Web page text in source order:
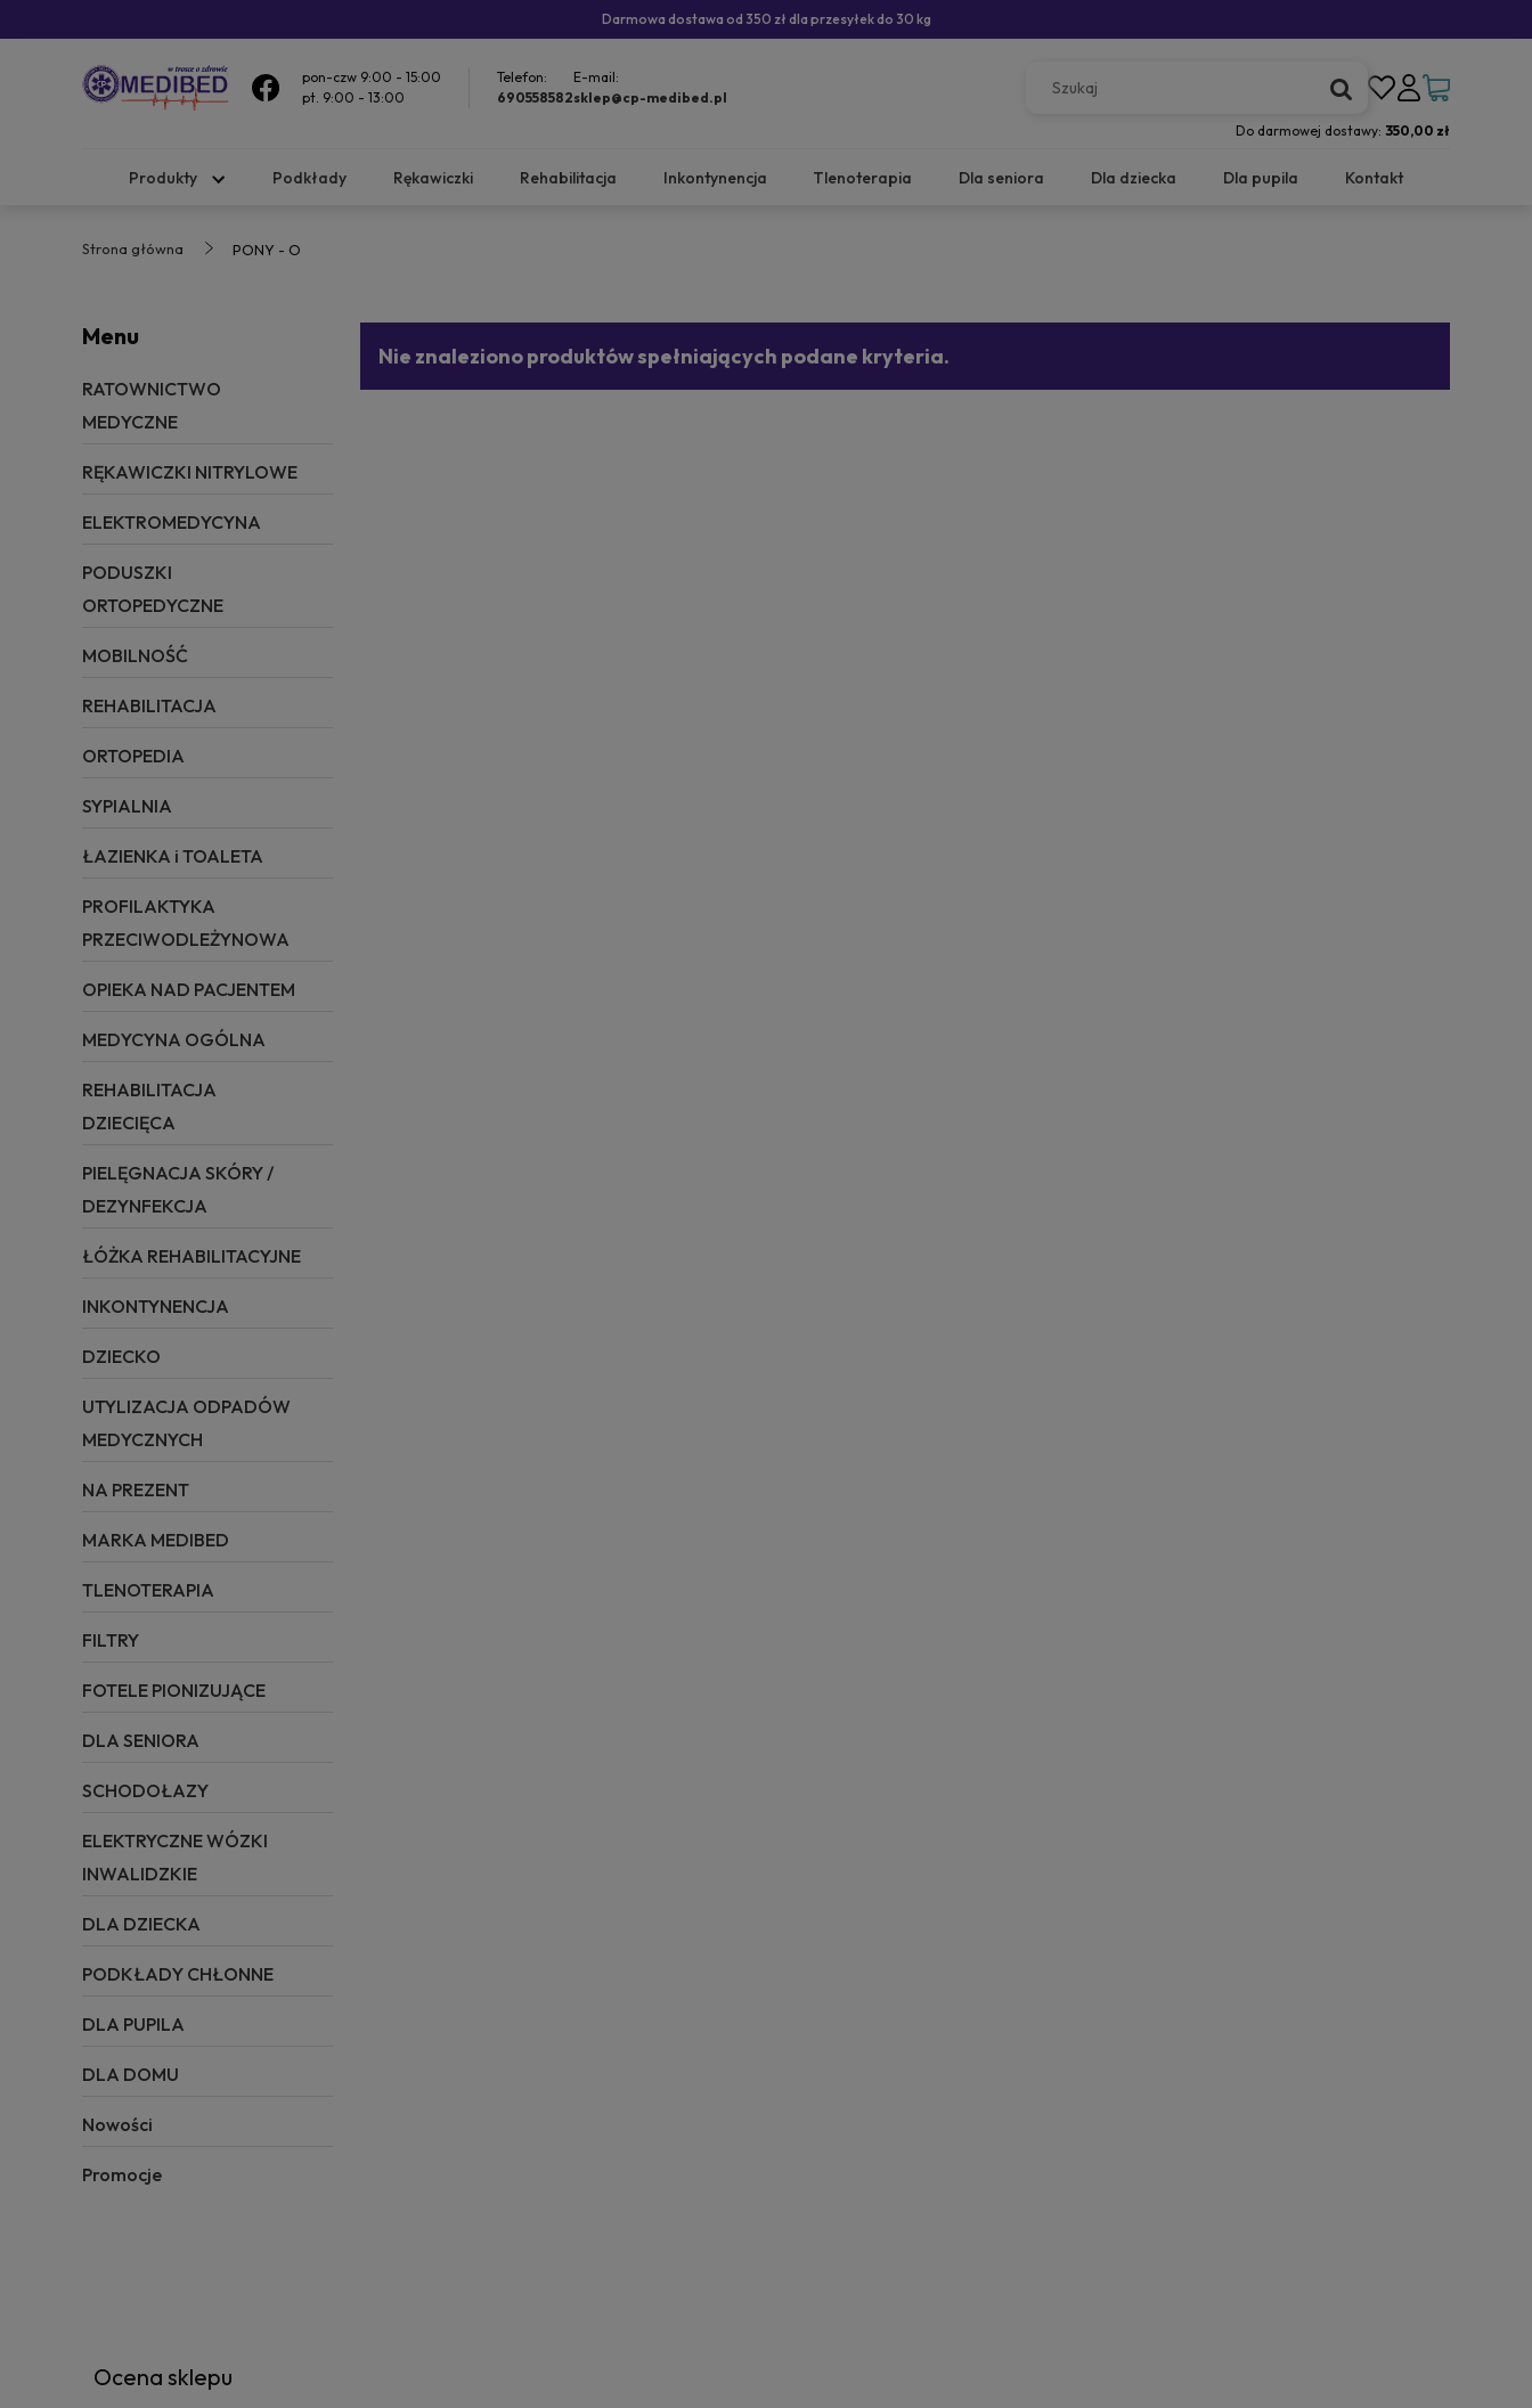
Darmowa dostawa od 350 zł dla przesyłek do 30 kg
pon-czw 9:00 - 15:00
pt. 9:00 - 13:00
Telefon:
690558582
E-mail:
sklep@cp-medibed.pl
Do darmowej dostawy: 350,00 zł
Produkty Podkłady Rękawiczki Rehabilitacja Inkontynencja Tlenoterapia Dla seniora Dla dziecka Dla pupila Kontakt
Strona główna PONY - O
Menu
RATOWNICTWO
MEDYCZNE
RĘKAWICZKI NITRYLOWE
ELEKTROMEDYCYNA
PODUSZKI
ORTOPEDYCZNE
MOBILNOŚĆ
REHABILITACJA
ORTOPEDIA
SYPIALNIA
ŁAZIENKA i TOALETA
PROFILAKTYKA
PRZECIWODLEŻYNOWA
OPIEKA NAD PACJENTEM
MEDYCYNA OGÓLNA
REHABILITACJA
DZIECIĘCA
PIELĘGNACJA SKÓRY /
DEZYNFEKCJA
ŁÓŻKA REHABILITACYJNE
INKONTYNENCJA
DZIECKO
UTYLIZACJA ODPADÓW
MEDYCZNYCH
NA PREZENT
MARKA MEDIBED
TLENOTERAPIA
FILTRY
FOTELE PIONIZUJĄCE
DLA SENIORA
SCHODOŁAZY
ELEKTRYCZNE WÓZKI
INWALIDZKIE
DLA DZIECKA
PODKŁADY CHŁONNE
DLA PUPILA
DLA DOMU
Nowości
Promocje
Nie znaleziono produktów spełniających podane kryteria.
Ocena sklepu